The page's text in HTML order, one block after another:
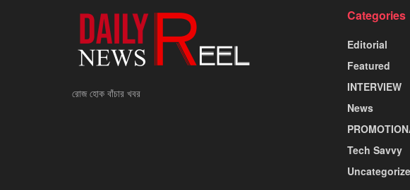
রোজ হোক বাঁচার খবর
Categories
Editorial
Featured
INTERVIEW
News
Tech Savvy